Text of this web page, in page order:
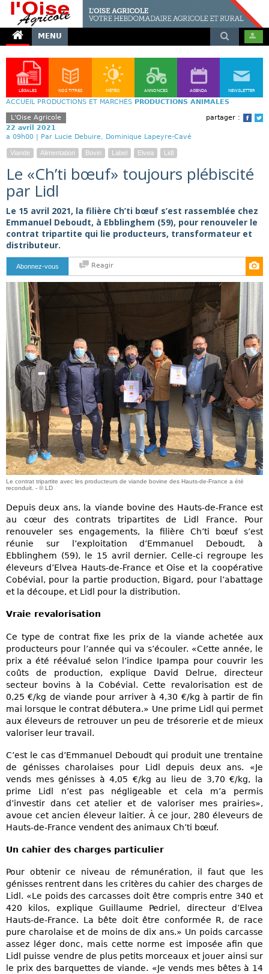
MENU
LÉGALES NOS TITRES MÉTÉO ANNONCES AGENDA NEWSLETTER
ACCUEIL PRODUCTIONS ET MARCHÉS PRODUCTIONS ANIMALES
partager :
L'Oise Agricole
22 avril 2021
a 09h00 | Par Lucie Debuire, Dominique Lapeyre-Cavé
Viande Alimentation Bovin Label Elvea Lidl
Le «Ch’ti bœuf» toujours plébiscité
par Lidl
Le 15 avril 2021, la filière Ch’ti bœuf s’est rassemblée chez
Emmanuel Deboudt, à Ebblinghem (59), pour renouveler le
contrat tripartite qui lie producteurs, transformateur et
distributeur.
Abonnez-vous Reagir
Le contrat tripartite avec les producteurs de viande bovine des Hauts-de-France a été
reconduit. - © LD
Depuis deux ans, la viande bovine des Hauts-de-France est
au cœur des contrats tripartites de Lidl France. Pour
renouveler ses engagements, la filière Ch’ti bœuf s’est
réunie sur l’exploitation d’Emmanuel Deboudt, à
Ebblinghem (59), le 15 avril dernier. Celle-ci regroupe les
éleveurs d’Elvea Hauts-de-France et Oise et la coopérative
Cobévial, pour la partie production, Bigard, pour l’abattage
et la découpe, et Lidl pour la distribution.
Vraie revalorisation
Ce type de contrat fixe les prix de la viande achetée aux
producteurs pour l’année qui va s’écouler. «Cette année, le
prix a été réévalué selon l’indice Ipampa pour couvrir les
coûts de production, explique David Delrue, directeur
secteur bovins à la Cobévial. Cette revalorisation est de
0,25 €/kg de viande pour arriver à 4,30 €/kg à partir de fin
mai lorsque le contrat débutera.» Une prime Lidl qui permet
aux éleveurs de retrouver un peu de trésorerie et de mieux
valoriser leur travail.
C’est le cas d’Emmanuel Deboudt qui produit une trentaine
de génisses charolaises pour Lidl depuis deux ans. «Je
vends mes génisses à 4,05 €/kg au lieu de 3,70 €/kg, la
prime Lidl n’est pas négligeable et cela m’a permis
d’investir dans cet atelier et de valoriser mes prairies»,
avoue cet ancien éleveur laitier. À ce jour, 280 éleveurs de
Hauts-de-France vendent des animaux Ch’ti bœuf.
Un cahier des charges particulier
Pour obtenir ce niveau de rémunération, il faut que les
génisses rentrent dans les critères du cahier des charges de
Lidl. «Le poids des carcasses doit être compris entre 340 et
420 kilos, explique Guillaume Pedriel, directeur d’Elvea
Hauts-de-France. La bête doit être conformée R, de race
pure charolaise et de moins de dix ans.» Un poids carcasse
assez léger donc, mais cette norme est imposée afin que
Lidl puisse vendre de plus petits morceaux et jouer ainsi sur
le prix des barquettes de viande. «Je vends mes bêtes à 14